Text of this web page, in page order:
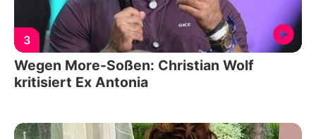
3
Wegen More-Soßen: Christian Wolf
kritisiert Ex Antonia